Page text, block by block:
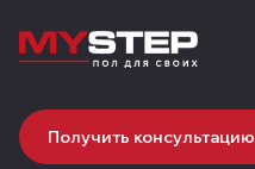
Получить консультацию